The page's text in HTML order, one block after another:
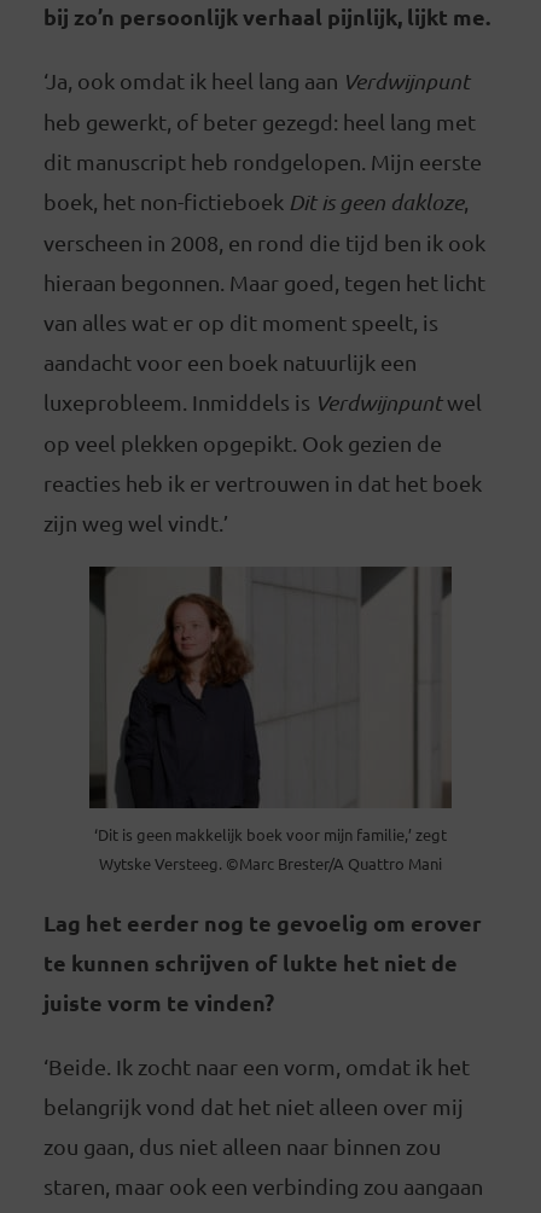
bij zo’n persoonlijk verhaal pijnlijk, lijkt me.
‘Ja, ook omdat ik heel lang aan Verdwijnpunt
heb gewerkt, of beter gezegd: heel lang met
dit manuscript heb rondgelopen. Mijn eerste
boek, het non-fictieboek Dit is geen dakloze,
verscheen in 2008, en rond die tijd ben ik ook
hieraan begonnen. Maar goed, tegen het licht
van alles wat er op dit moment speelt, is
aandacht voor een boek natuurlijk een
luxeprobleem. Inmiddels is Verdwijnpuntwel
op veel plekken opgepikt. Ook gezien de
reacties heb ik er vertrouwen in dat het boek
zijn weg wel vindt.’
‘Dit is geen makkelijk boek voor mijn familie,’ zegt
Wytske Versteeg. ©Marc Brester/A Quattro Mani
Lag het eerder nog te gevoelig om erover
te kunnen schrijven of lukte het niet de
juiste vorm te vinden?
‘Beide. Ik zocht naar een vorm, omdat ik het
belangrijk vond dat het niet alleen over mij
zou gaan, dus niet alleen naar binnen zou
staren, maar ook een verbinding zou aangaan